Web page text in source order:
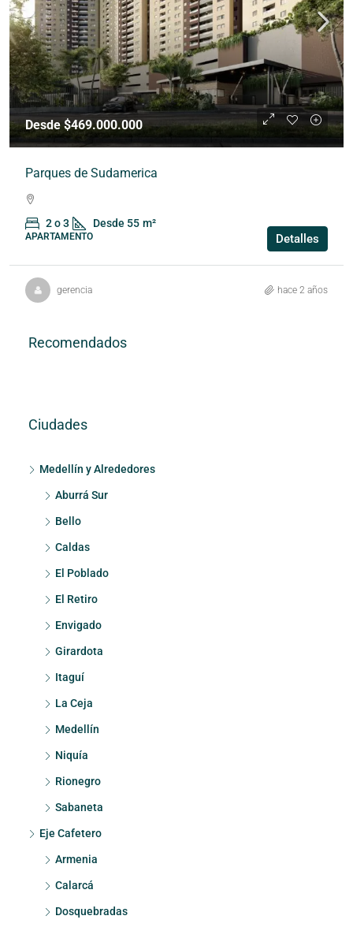
Desde $469.000.000
Parques de Sudamerica
2 o 3 Desde 55 m²
APARTAMENTO Detalles
gerencia hace 2 años
Recomendados
Ciudades
Medellín y Alrededores
Aburrá Sur
Bello
Caldas
El Poblado
El Retiro
Envigado
Girardota
Itaguí
La Ceja
Medellín
Niquía
Rionegro
Sabaneta
Eje Cafetero
Armenia
Calarcá
Dosquebradas